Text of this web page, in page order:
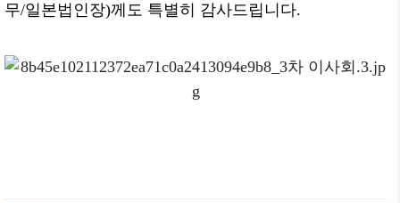
무/일본법인장)께도 특별히 감사드립니다.